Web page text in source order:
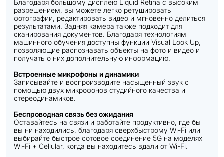
Благодаря большому дисплею Liquid Retina с высоким
разрешением, вы можете легко ретушировать
фотографии, редактировать видео и мгновенно делиться
результатами. Задняя камера также подходит для
сканирования документов. Благодаря технологиям
машинного обучения доступны функции Visual Look Up,
позволяющие распознавать объекты на фото и видео и
получать о них дополнительную информацию.
Встроенные микрофоны и динамики
Записывайте и воспроизводите насыщенный звук с
помощью двух микрофонов студийного качества и
стереодинамиков.
Беспроводная связь без ожидания
Оставайтесь на связи и работайте продуктивно, где бы
вы ни находились, благодаря сверхбыстрому Wi-Fi или
выбирайте быстрое сотовое соединение 5G на моделях
Wi-Fi + Cellular, когда вы находитесь вдали от Wi-Fi.